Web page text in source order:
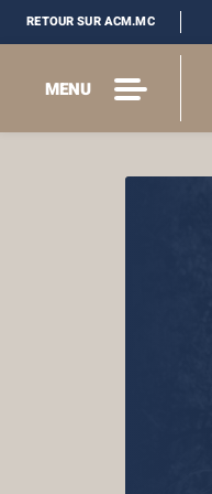
RETOUR SUR ACM.MC
MENU